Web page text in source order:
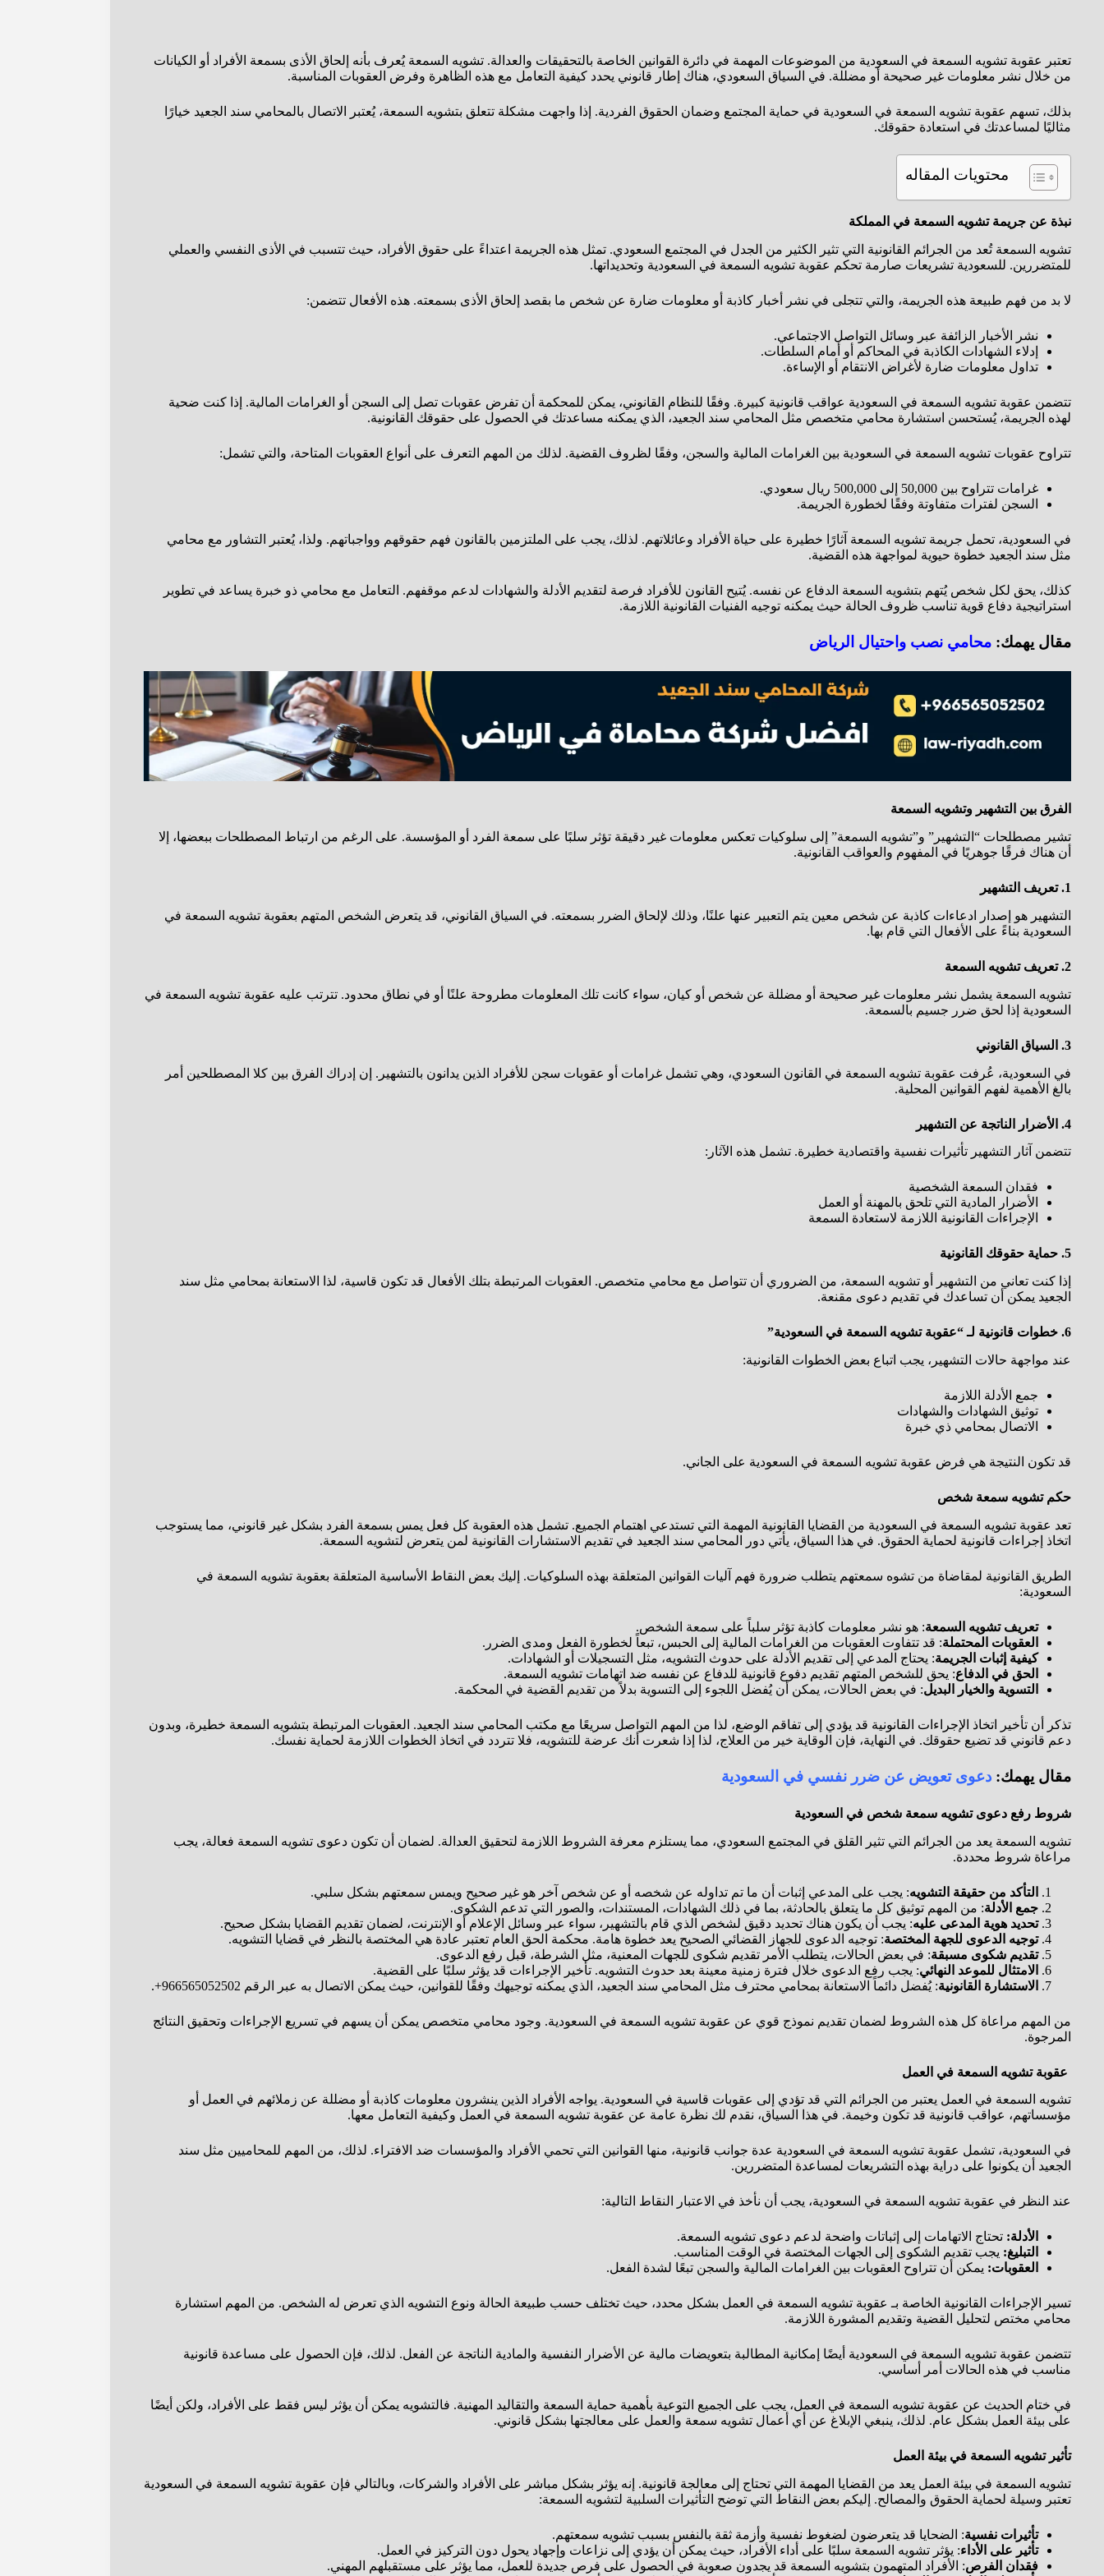
تعتبر عقوبة تشويه السمعة في السعودية من الموضوعات المهمة في دائرة القوانين الخاصة بالتحقيقات والعدالة. تشويه السمعة يُعرف بأنه إلحاق الأذى بسمعة الأفراد أو الكيانات
من خلال نشر معلومات غير صحيحة أو مضللة. في السياق السعودي، هناك إطار قانوني يحدد كيفية التعامل مع هذه الظاهرة وفرض العقوبات المناسبة.
بذلك، تسهم عقوبة تشويه السمعة في السعودية في حماية المجتمع وضمان الحقوق الفردية. إذا واجهت مشكلة تتعلق بتشويه السمعة، يُعتبر الاتصال بالمحامي سند الجعيد خيارًا
مثاليًا لمساعدتك في استعادة حقوقك.
محتويات المقاله
نبذة عن جريمة تشويه السمعة في المملكة
تشويه السمعة تُعد من الجرائم القانونية التي تثير الكثير من الجدل في المجتمع السعودي. تمثل هذه الجريمة اعتداءً على حقوق الأفراد، حيث تتسبب في الأذى النفسي والعملي
للمتضررين. للسعودية تشريعات صارمة تحكم عقوبة تشويه السمعة في السعودية وتحديداتها.
لا بد من فهم طبيعة هذه الجريمة، والتي تتجلى في نشر أخبار كاذبة أو معلومات ضارة عن شخص ما بقصد إلحاق الأذى بسمعته. هذه الأفعال تتضمن:
نشر الأخبار الزائفة عبر وسائل التواصل الاجتماعي.
إدلاء الشهادات الكاذبة في المحاكم أو أمام السلطات.
تداول معلومات ضارة لأغراض الانتقام أو الإساءة.
تتضمن عقوبة تشويه السمعة في السعودية عواقب قانونية كبيرة. وفقًا للنظام القانوني، يمكن للمحكمة أن تفرض عقوبات تصل إلى السجن أو الغرامات المالية. إذا كنت ضحية
لهذه الجريمة، يُستحسن استشارة محامي متخصص مثل المحامي سند الجعيد، الذي يمكنه مساعدتك في الحصول على حقوقك القانونية.
تتراوح عقوبات تشويه السمعة في السعودية بين الغرامات المالية والسجن، وفقًا لظروف القضية. لذلك من المهم التعرف على أنواع العقوبات المتاحة، والتي تشمل:
غرامات تتراوح بين 50,000 إلى 500,000 ريال سعودي.
السجن لفترات متفاوتة وفقًا لخطورة الجريمة.
في السعودية، تحمل جريمة تشويه السمعة آثارًا خطيرة على حياة الأفراد وعائلاتهم. لذلك، يجب على الملتزمين بالقانون فهم حقوقهم وواجباتهم. ولذا، يُعتبر التشاور مع محامي
مثل سند الجعيد خطوة حيوية لمواجهة هذه القضية.
كذلك، يحق لكل شخص يُتهم بتشويه السمعة الدفاع عن نفسه. يُتيح القانون للأفراد فرصة لتقديم الأدلة والشهادات لدعم موقفهم. التعامل مع محامي ذو خبرة يساعد في تطوير
استراتيجية دفاع قوية تناسب ظروف الحالة حيث يمكنه توجيه الفنيات القانونية اللازمة.
مقال يهمك: محامي نصب واحتيال الرياض
الفرق بين التشهير وتشويه السمعة
تشير مصطلحات “التشهير” و”تشويه السمعة” إلى سلوكيات تعكس معلومات غير دقيقة تؤثر سلبًا على سمعة الفرد أو المؤسسة. على الرغم من ارتباط المصطلحات ببعضها، إلا
أن هناك فرقًا جوهريًا في المفهوم والعواقب القانونية.
1. تعريف التشهير
التشهير هو إصدار ادعاءات كاذبة عن شخص معين يتم التعبير عنها علنًا، وذلك لإلحاق الضرر بسمعته. في السياق القانوني، قد يتعرض الشخص المتهم بعقوبة تشويه السمعة في
السعودية بناءً على الأفعال التي قام بها.
2. تعريف تشويه السمعة
تشويه السمعة يشمل نشر معلومات غير صحيحة أو مضللة عن شخص أو كيان، سواء كانت تلك المعلومات مطروحة علنًا أو في نطاق محدود. تترتب عليه عقوبة تشويه السمعة في
السعودية إذا لحق ضرر جسيم بالسمعة.
3. السياق القانوني
في السعودية، عُرفت عقوبة تشويه السمعة في القانون السعودي، وهي تشمل غرامات أو عقوبات سجن للأفراد الذين يدانون بالتشهير. إن إدراك الفرق بين كلا المصطلحين أمر
بالغ الأهمية لفهم القوانين المحلية.
4. الأضرار الناتجة عن التشهير
تتضمن آثار التشهير تأثيرات نفسية واقتصادية خطيرة. تشمل هذه الآثار:
فقدان السمعة الشخصية
الأضرار المادية التي تلحق بالمهنة أو العمل
الإجراءات القانونية اللازمة لاستعادة السمعة
5. حماية حقوقك القانونية
إذا كنت تعاني من التشهير أو تشويه السمعة، من الضروري أن تتواصل مع محامي متخصص. العقوبات المرتبطة بتلك الأفعال قد تكون قاسية، لذا الاستعانة بمحامي مثل سند
الجعيد يمكن أن تساعدك في تقديم دعوى مقنعة.
6. خطوات قانونية لـ “عقوبة تشويه السمعة في السعودية”
عند مواجهة حالات التشهير، يجب اتباع بعض الخطوات القانونية:
جمع الأدلة اللازمة
توثيق الشهادات والشهادات
الاتصال بمحامي ذي خبرة
قد تكون النتيجة هي فرض عقوبة تشويه السمعة في السعودية على الجاني.
حكم تشويه سمعة شخص
تعد عقوبة تشويه السمعة في السعودية من القضايا القانونية المهمة التي تستدعي اهتمام الجميع. تشمل هذه العقوبة كل فعل يمس بسمعة الفرد بشكل غير قانوني، مما يستوجب
اتخاذ إجراءات قانونية لحماية الحقوق. في هذا السياق، يأتي دور المحامي سند الجعيد في تقديم الاستشارات القانونية لمن يتعرض لتشويه السمعة.
الطريق القانونية لمقاضاة من تشوه سمعتهم يتطلب ضرورة فهم آليات القوانين المتعلقة بهذه السلوكيات. إليك بعض النقاط الأساسية المتعلقة بعقوبة تشويه السمعة في
السعودية:
تعريف تشويه السمعة: هو نشر معلومات كاذبة تؤثر سلباً على سمعة الشخص.
العقوبات المحتملة: قد تتفاوت العقوبات من الغرامات المالية إلى الحبس، تبعاً لخطورة الفعل ومدى الضرر.
كيفية إثبات الجريمة: يحتاج المدعي إلى تقديم الأدلة على حدوث التشويه، مثل التسجيلات أو الشهادات.
الحق في الدفاع: يحق للشخص المتهم تقديم دفوع قانونية للدفاع عن نفسه ضد اتهامات تشويه السمعة.
التسوية والخيار البديل: في بعض الحالات، يمكن أن يُفضل اللجوء إلى التسوية بدلاً من تقديم القضية في المحكمة.
تذكر أن تأخير اتخاذ الإجراءات القانونية قد يؤدي إلى تفاقم الوضع، لذا من المهم التواصل سريعًا مع مكتب المحامي سند الجعيد. العقوبات المرتبطة بتشويه السمعة خطيرة، وبدون
دعم قانوني قد تضيع حقوقك. في النهاية، فإن الوقاية خير من العلاج، لذا إذا شعرت أنك عرضة للتشويه، فلا تتردد في اتخاذ الخطوات اللازمة لحماية نفسك.
مقال يهمك: دعوى تعويض عن ضرر نفسي في السعودية
شروط رفع دعوى تشويه سمعة شخص في السعودية
تشويه السمعة يعد من الجرائم التي تثير القلق في المجتمع السعودي، مما يستلزم معرفة الشروط اللازمة لتحقيق العدالة. لضمان أن تكون دعوى تشويه السمعة فعالة، يجب
مراعاة شروط محددة.
التأكد من حقيقة التشويه: يجب على المدعي إثبات أن ما تم تداوله عن شخصه أو عن شخص آخر هو غير صحيح ويمس سمعتهم بشكل سلبي.
جمع الأدلة: من المهم توثيق كل ما يتعلق بالحادثة، بما في ذلك الشهادات، المستندات، والصور التي تدعم الشكوى.
تحديد هوية المدعى عليه: يجب أن يكون هناك تحديد دقيق لشخص الذي قام بالتشهير، سواء عبر وسائل الإعلام أو الإنترنت، لضمان تقديم القضايا بشكل صحيح.
توجيه الدعوى للجهة المختصة: توجيه الدعوى للجهاز القضائي الصحيح يعد خطوة هامة. محكمة الحق العام تعتبر عادة هي المختصة بالنظر في قضايا التشويه.
تقديم شكوى مسبقة: في بعض الحالات، يتطلب الأمر تقديم شكوى للجهات المعنية، مثل الشرطة، قبل رفع الدعوى.
الامتثال للموعد النهائي: يجب رفع الدعوى خلال فترة زمنية معينة بعد حدوث التشويه. تأخير الإجراءات قد يؤثر سلبًا على القضية.
الاستشارة القانونية: يُفضل دائماً الاستعانة بمحامي محترف مثل المحامي سند الجعيد، الذي يمكنه توجيهك وفقًا للقوانين، حيث يمكن الاتصال به عبر الرقم 966565052502+.
من المهم مراعاة كل هذه الشروط لضمان تقديم نموذج قوي عن عقوبة تشويه السمعة في السعودية. وجود محامي متخصص يمكن أن يسهم في تسريع الإجراءات وتحقيق النتائج
المرجوة.
عقوبة تشويه السمعة في العمل
تشويه السمعة في العمل يعتبر من الجرائم التي قد تؤدي إلى عقوبات قاسية في السعودية. يواجه الأفراد الذين ينشرون معلومات كاذبة أو مضللة عن زملائهم في العمل أو
مؤسساتهم، عواقب قانونية قد تكون وخيمة. في هذا السياق، نقدم لك نظرة عامة عن عقوبة تشويه السمعة في العمل وكيفية التعامل معها.
في السعودية، تشمل عقوبة تشويه السمعة في السعودية عدة جوانب قانونية، منها القوانين التي تحمي الأفراد والمؤسسات ضد الافتراء. لذلك، من المهم للمحاميين مثل سند
الجعيد أن يكونوا على دراية بهذه التشريعات لمساعدة المتضررين.
عند النظر في عقوبة تشويه السمعة في السعودية، يجب أن نأخذ في الاعتبار النقاط التالية:
الأدلة: تحتاج الاتهامات إلى إثباتات واضحة لدعم دعوى تشويه السمعة.
التبليغ: يجب تقديم الشكوى إلى الجهات المختصة في الوقت المناسب.
العقوبات: يمكن أن تتراوح العقوبات بين الغرامات المالية والسجن تبعًا لشدة الفعل.
تسير الإجراءات القانونية الخاصة بـ عقوبة تشويه السمعة في العمل بشكل محدد، حيث تختلف حسب طبيعة الحالة ونوع التشويه الذي تعرض له الشخص. من المهم استشارة
محامي مختص لتحليل القضية وتقديم المشورة اللازمة.
تتضمن عقوبة تشويه السمعة في السعودية أيضًا إمكانية المطالبة بتعويضات مالية عن الأضرار النفسية والمادية الناتجة عن الفعل. لذلك، فإن الحصول على مساعدة قانونية
مناسب في هذه الحالات أمر أساسي.
في ختام الحديث عن عقوبة تشويه السمعة في العمل، يجب على الجميع التوعية بأهمية حماية السمعة والتقاليد المهنية. فالتشويه يمكن أن يؤثر ليس فقط على الأفراد، ولكن أيضًا
على بيئة العمل بشكل عام. لذلك، ينبغي الإبلاغ عن أي أعمال تشويه سمعة والعمل على معالجتها بشكل قانوني.
تأثير تشويه السمعة في بيئة العمل
تشويه السمعة في بيئة العمل يعد من القضايا المهمة التي تحتاج إلى معالجة قانونية. إنه يؤثر بشكل مباشر على الأفراد والشركات، وبالتالي فإن عقوبة تشويه السمعة في السعودية
تعتبر وسيلة لحماية الحقوق والمصالح. إليكم بعض النقاط التي توضح التأثيرات السلبية لتشويه السمعة:
تأثيرات نفسية: الضحايا قد يتعرضون لضغوط نفسية وأزمة ثقة بالنفس بسبب تشويه سمعتهم.
تأثير على الأداء: يؤثر تشويه السمعة سلبًا على أداء الأفراد، حيث يمكن أن يؤدي إلى نزاعات وإجهاد يحول دون التركيز في العمل.
فقدان الفرص: الأفراد المتهمون بتشويه السمعة قد يجدون صعوبة في الحصول على فرص جديدة للعمل، مما يؤثر على مستقبلهم المهني.